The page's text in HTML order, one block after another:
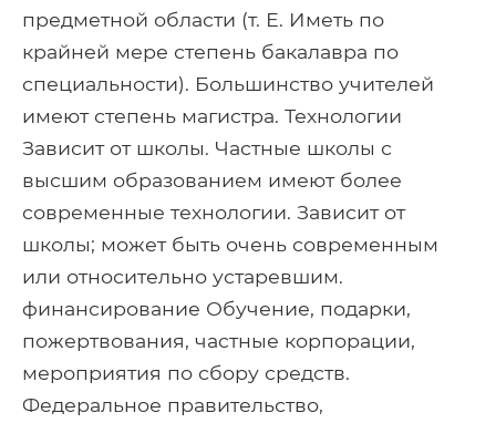
предметной области (т. Е. Иметь по
крайней мере степень бакалавра по
специальности). Большинство учителей
имеют степень магистра. Технологии
Зависит от школы. Частные школы с
высшим образованием имеют более
современные технологии. Зависит от
школы; может быть очень современным
или относительно устаревшим.
финансирование Обучение, подарки,
пожертвования, частные корпорации,
мероприятия по сбору средств.
Федеральное правительство,